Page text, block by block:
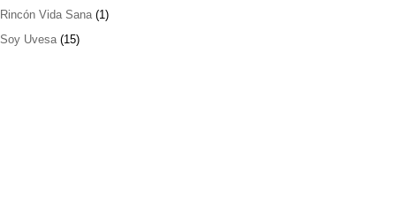
Rincón Vida Sana (1)
Soy Uvesa(15)